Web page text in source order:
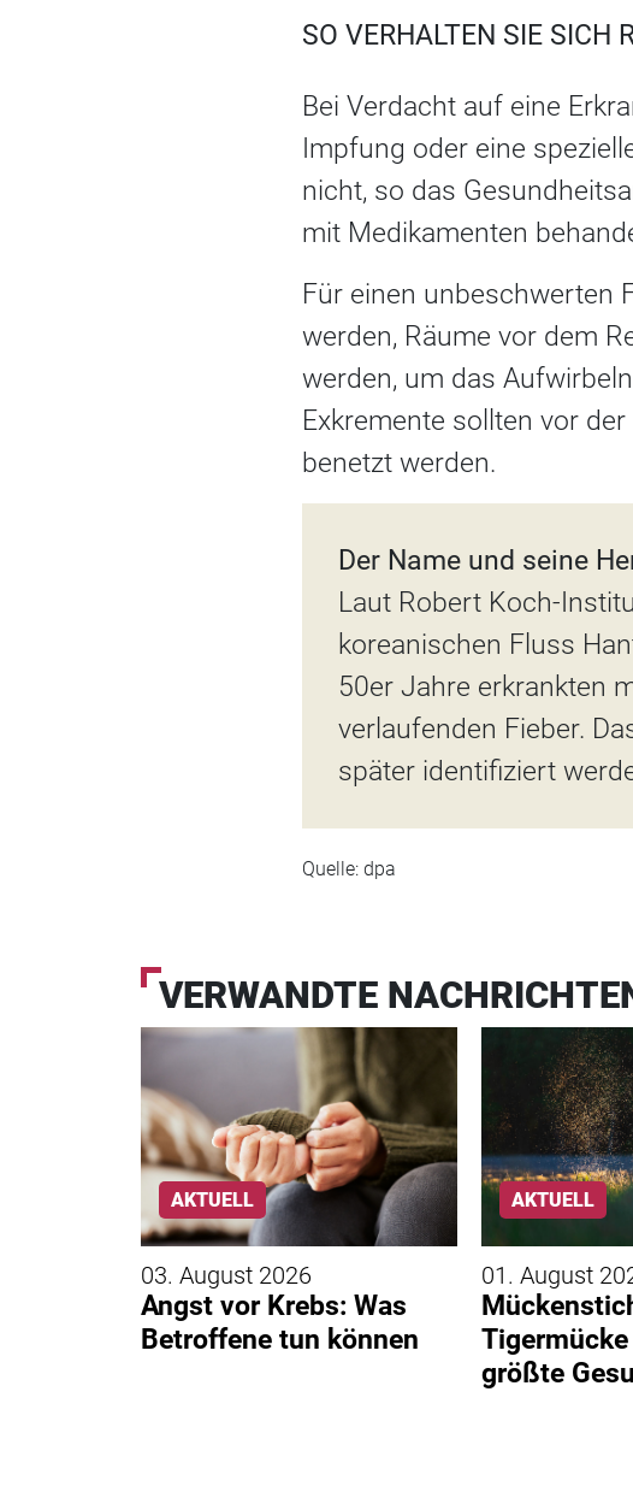
SO VERHALTEN SIE SICH
Bei Verdacht auf eine
Impfung oder eine
nicht, so das
mit Medikamenten
Für einen unbeschwerten
werden, Räume vor dem
werden, um das
Exkremente sollten vor
benetzt werden.
Der Name und seine
Laut Robert Koch-
koreanischen Fluss
50er Jahre erkrankten
verlaufenden Fieber.
später identifiziert
Quelle: dpa
VERWANDTE
AKTUELL
03. August 2026
Angst vor Krebs: Was
Betroffene tun können
AKTUELL
01. August
größte